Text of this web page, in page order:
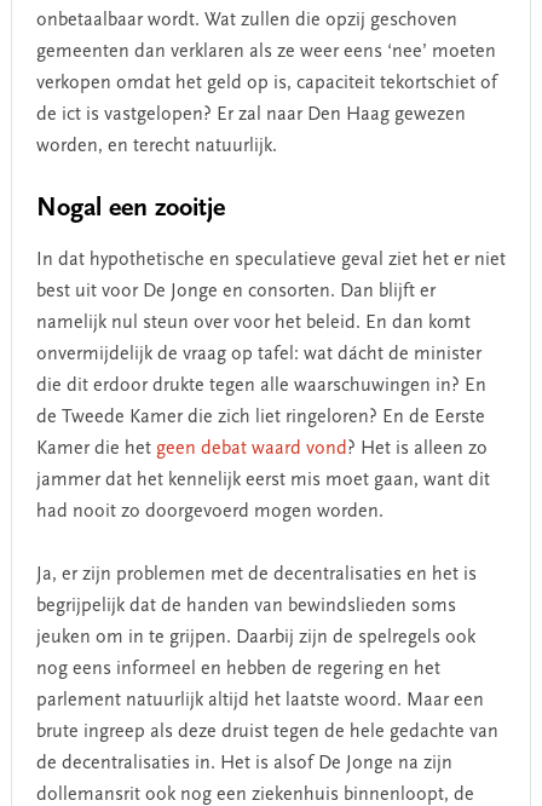
onbetaalbaar wordt. Wat zullen die opzij geschoven
gemeenten dan verklaren als ze weer eens ‘nee’ moeten
verkopen omdat het geld op is, capaciteit tekortschiet of
de ict is vastgelopen? Er zal naar Den Haag gewezen
worden, en terecht natuurlijk.
Nogal een zooitje
In dat hypothetische en speculatieve geval ziet het er niet
best uit voor De Jonge en consorten. Dan blijft er
namelijk nul steun over voor het beleid. En dan komt
onvermijdelijk de vraag op tafel: wat dácht de minister
die dit erdoor drukte tegen alle waarschuwingen in? En
de Tweede Kamer die zich liet ringeloren? En de Eerste
Kamer die het geen debat waard vond? Het is alleen zo
jammer dat het kennelijk eerst mis moet gaan, want dit
had nooit zo doorgevoerd mogen worden.
Ja, er zijn problemen met de decentralisaties en het is
begrijpelijk dat de handen van bewindslieden soms
jeuken om in te grijpen. Daarbij zijn de spelregels ook
nog eens informeel en hebben de regering en het
parlement natuurlijk altijd het laatste woord. Maar een
brute ingreep als deze druist tegen de hele gedachte van
de decentralisaties in. Het is alsof De Jonge na zijn
dollemansrit ook nog een ziekenhuis binnenloopt, de